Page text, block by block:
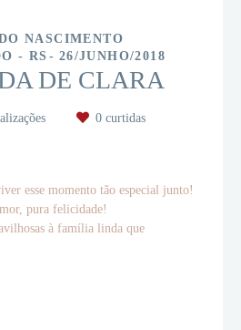
NASCIMENTO
- RS
26/JUNHO/2018
DE CLARA
0 curtidas
esse momento tão especial junto!
pura felicidade!
à família linda que